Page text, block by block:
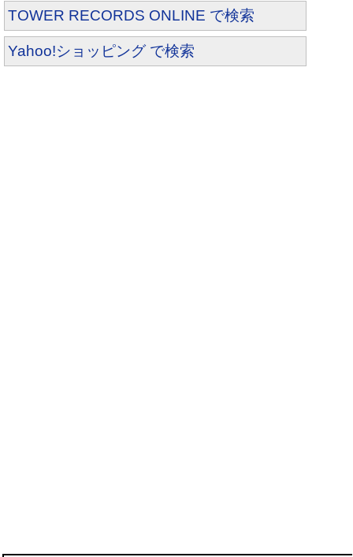
TOWER RECORDS ONLINE で検索
Yahoo!ショッピング で検索